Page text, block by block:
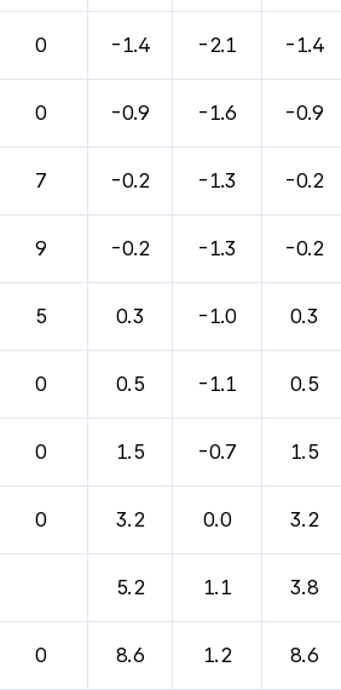
0 -1.4 -2.1 -1.4
0 -0.9 -1.6 -0.9
7 -0.2 -1.3 -0.2
9 -0.2 -1.3 -0.2
5 0.3 -1.0 0.3
0 0.5 -1.1 0.5
0 1.5 -0.7 1.5
0 3.2 0.0 3.2
5.2 1.1 3.8
0 8.6 1.2 8.6